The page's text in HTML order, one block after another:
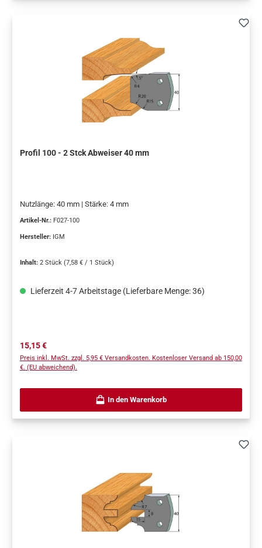
Profil 100 - 2 Stck Abweiser 40 mm
Nutzlänge: 40 mm | Stärke: 4 mm
Artikel-Nr.: F027-100
Hersteller: IGM
Inhalt: 2 Stück (7,58 € / 1 Stück)
Lieferzeit 4-7 Arbeitstage (Lieferbare Menge: 36)
Regulärer Preis:
15,15 €
Preis inkl. MwSt. zzgl. 5,95 € Versandkosten. Kostenloser Versand ab 150,00
€. (EU abweichend).
In den Warenkorb